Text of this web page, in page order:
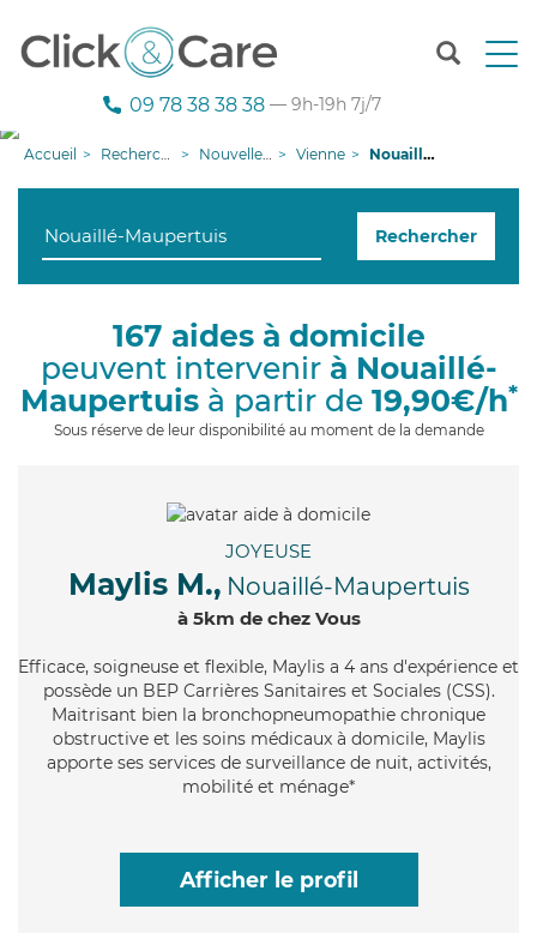
T
n
g
o
n
09 78 38 38 38 — 9h-19h 7j/7
Accueil Recherche aide à domicile Nouvelle-Aquitaine Vienne Nouaillé-Maupertuis
Rechercher
167 aides à domicile
peuvent intervenir à Nouaillé-
Maupertuisà partir de 19,90€/h*
Sous réserve de leur disponibilité au moment de la demande
JOYEUSE
Maylis M., Nouaillé-Maupertuis
à 5km de chez Vous
Efficace, soigneuse et flexible, Maylis a 4 ans d'expérience et
possède un BEP Carrières Sanitaires et Sociales (CSS).
Maitrisant bien la bronchopneumopathie chronique
obstructive et les soins médicaux à domicile, Maylis
apporte ses services de surveillance de nuit, activités,
mobilité et ménage*
Afficher le profil